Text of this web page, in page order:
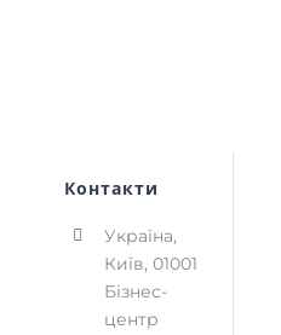
Контакти
Україна,
Київ, 01001
Бізнес-
центр